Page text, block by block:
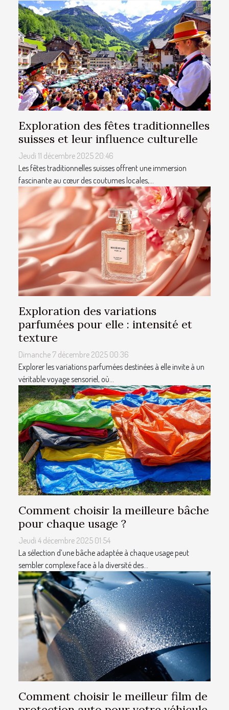
Exploration des fêtes traditionnelles
suisses et leur influence culturelle
Jeudi 11 décembre 2025 20:46
Les fêtes traditionnelles suisses offrent une immersion
fascinante au cœur des coutumes locales,...
Exploration des variations
parfumées pour elle : intensité et
texture
Dimanche 7 décembre 2025 00:36
Explorer les variations parfumées destinées à elle invite à un
véritable voyage sensoriel, où...
Comment choisir la meilleure bâche
pour chaque usage ?
Jeudi 4 décembre 2025 01:54
La sélection d’une bâche adaptée à chaque usage peut
sembler complexe face à la diversité des...
Comment choisir le meilleur film de